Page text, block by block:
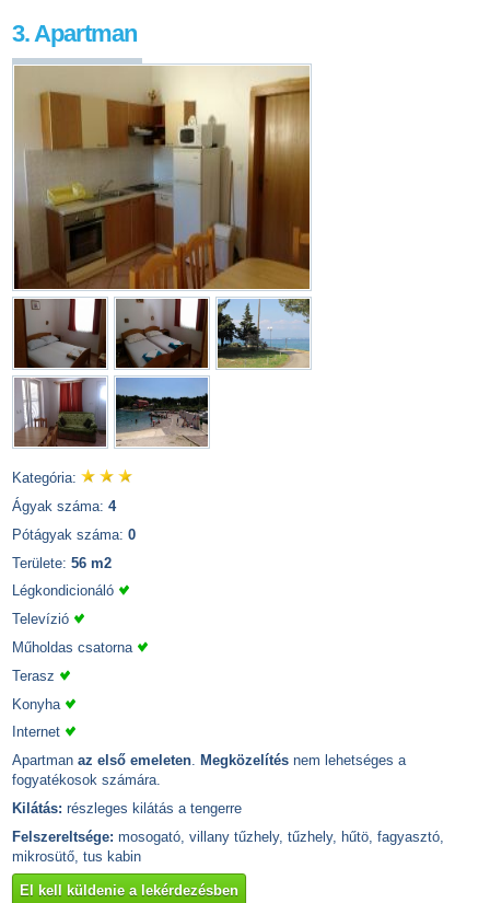
3. Apartman
Kategória:
Ágyak száma: 4
Pótágyak száma: 0
Területe: 56 m2
Légkondicionáló
Televízió
Műholdas csatorna
Terasz
Konyha
Internet
Apartman az első emeleten. Megközelítés nem lehetséges a
fogyatékosok számára.
Kilátás: részleges kilátás a tengerre
Felszereltsége: mosogató, villany tűzhely, tűzhely, hűtö, fagyasztó,
mikrosütő, tus kabin
El kell küldenie a lekérdezésben